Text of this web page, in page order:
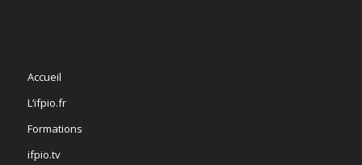
Accueil
L’ifpio.fr
Formations
ifpio.tv